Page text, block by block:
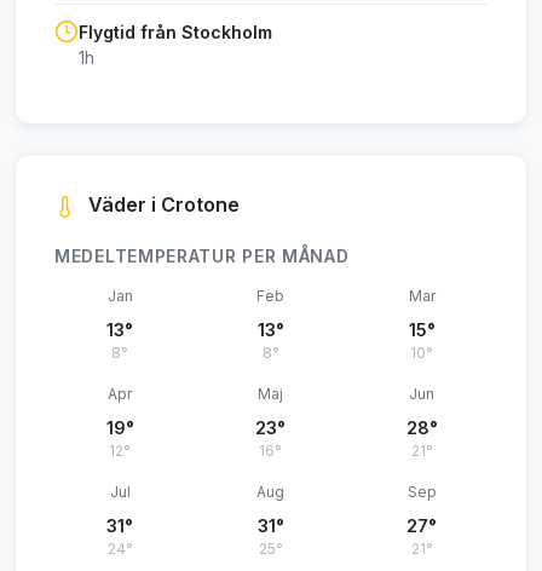
Flygtid från Stockholm
1h
Väder i Crotone
MEDELTEMPERATUR PER MÅNAD
Jan
13°
8°
Feb
13°
8°
Mar
15°
10°
Apr
19°
12°
Maj
23°
16°
Jun
28°
21°
Jul
31°
24°
Aug
31°
25°
Sep
27°
21°